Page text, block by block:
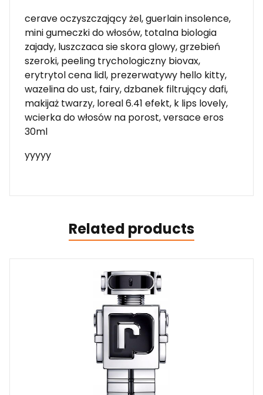
cerave oczyszczający żel, guerlain insolence,
mini gumeczki do włosów, totalna biologia
zajady, luszczaca sie skora glowy, grzebień
szeroki, peeling trychologiczny biovax,
erytrytol cena lidl, prezerwatywy hello kitty,
wazelina do ust, fairy, dzbanek filtrujący dafi,
makijaż twarzy, loreal 6.41 efekt, k lips lovely,
wcierka do włosów na porost, versace eros
30ml
yyyyy
Related products